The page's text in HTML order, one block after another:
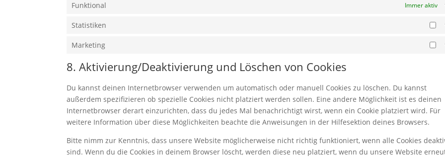
Funktional Immer aktiv
Statistiken
Marketing
8. Aktivierung/Deaktivierung und Löschen von Cookies
Du kannst deinen Internetbrowser verwenden um automatisch oder manuell Cookies zu löschen. Du kannst
außerdem spezifizieren ob spezielle Cookies nicht platziert werden sollen. Eine andere Möglichkeit ist es deinen
Internetbrowser derart einzurichten, dass du jedes Mal benachrichtigt wirst, wenn ein Cookie platziert wird. Für
weitere Information über diese Möglichkeiten beachte die Anweisungen in der Hilfesektion deines Browsers.
Bitte nimm zur Kenntnis, dass unsere Website möglicherweise nicht richtig funktioniert, wenn alle Cookies
sind. Wenn du die Cookies in deinem Browser löscht, werden diese neu platziert, wenn du unsere Website